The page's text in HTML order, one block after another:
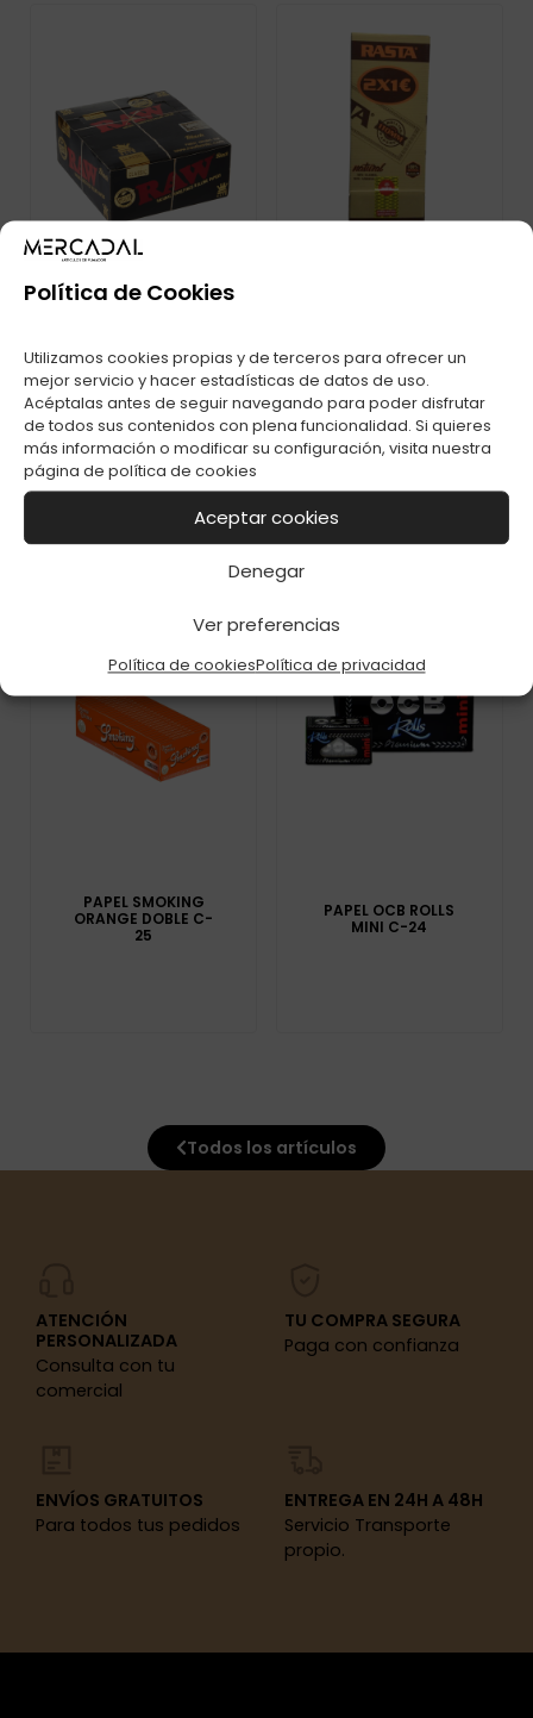
Política de Cookies
Utilizamos cookies propias y de terceros para ofrecer un
mejor servicio y hacer estadísticas de datos de uso.
Acéptalas antes de seguir navegando para poder disfrutar
de todos sus contenidos con plena funcionalidad. Si quieres
más información o modificar su configuración, visita nuestra
página de política de cookies
Aceptar cookies
Denegar
Ver preferencias
Política de cookiesPolítica de privacidad
PAPEL RAW SLIM
BLACK C-50
PAPEL RASTA 2X1
DORADO 110 C-200
PAPEL SMOKING
ORANGE DOBLE C-
25
PAPEL OCB ROLLS
MINI C-24
Todos los artículos
ATENCIÓN
PERSONALIZADA
Consulta con tu
comercial
TU COMPRA SEGURA
Paga con confianza
ENVÍOS GRATUITOS
Para todos tus pedidos
ENTREGA EN 24H A 48H
Servicio Transporte
propio.